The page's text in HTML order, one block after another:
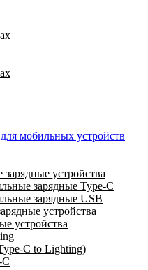
мобильных устройств
устройства
зарядные Type-C
зарядные USB
устройства
устройства
C to Lighting)